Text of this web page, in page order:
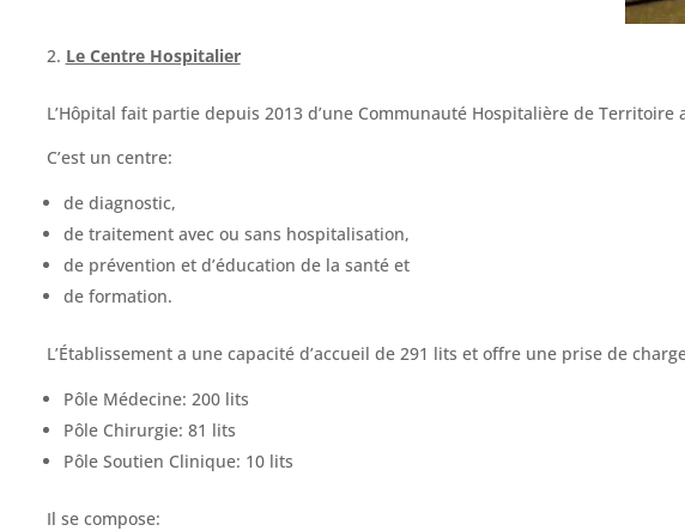
Le Centre Hospitalier
L’Hôpital fait partie depuis 2013 d’une Communauté Hospitalière de
C’est un centre:
de diagnostic,
de traitement avec ou sans hospitalisation,
de prévention et d’éducation de la santé et
de formation.
L’Établissement a une capacité d’accueil de 291 lits et offre une prise de
Pôle Médecine: 200 lits
Pôle Chirurgie: 81 lits
Pôle Soutien Clinique: 10 lits
Il se compose: